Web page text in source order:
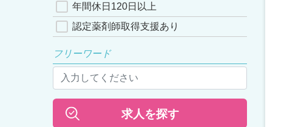
年間休日120日以上
認定薬剤師取得支援あり
フリーワード
求人を探す